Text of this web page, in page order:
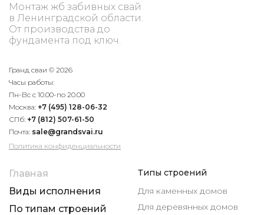
Монтаж жб забивных свай
в Ленинградской области.
От производства до
фундамента под ключ.
Гранд сваи © 2026
Часы работы:
Пн-Вс с 10.00-по 20.00
Москва: +7 (495) 128-06-32
СПб: +7 (812) 507-61-50
Почта: sale@grandsvai.ru
Политика конфиденциальности
Главная
Виды исполнения
По типам строений
Типы строений
Для каменных домов
Для деревянных домов